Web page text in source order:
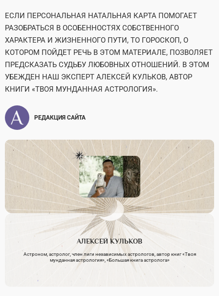
ЕСЛИ ПЕРСОНАЛЬНАЯ НАТАЛЬНАЯ КАРТА ПОМОГАЕТ
РАЗОБРАТЬСЯ В ОСОБЕННОСТЯХ СОБСТВЕННОГО
ХАРАКТЕРА И ЖИЗНЕННОГО ПУТИ, ТО ГОРОСКОП, О
КОТОРОМ ПОЙДЕТ РЕЧЬ В ЭТОМ МАТЕРИАЛЕ, ПОЗВОЛЯЕТ
ПРЕДСКАЗАТЬ СУДЬБУ ЛЮБОВНЫХ ОТНОШЕНИЙ. В ЭТОМ
УБЕЖДЕН НАШ ЭКСПЕРТ АЛЕКСЕЙ КУЛЬКОВ, АВТОР
КНИГИ «ТВОЯ МУНДАННАЯ АСТРОЛОГИЯ».
РЕДАКЦИЯ САЙТА
АЛЕКСЕЙ КУЛЬКОВ
Астроном, астролог, член лиги независимых астрологов, автор книг «Твоя
мунданная астрология», «Большая книга астролога»